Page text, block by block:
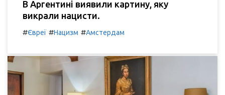
В Аргентині виявили картину, яку
викрали нацисти.
#Євреї #Нацизм #Амстердам